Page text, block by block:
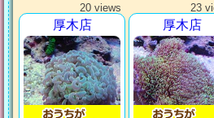
20 views
厚木店
23
厚木店